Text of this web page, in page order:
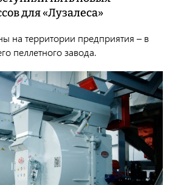
для «Лузалеса»
на территории предприятия – в
пеллетного завода.